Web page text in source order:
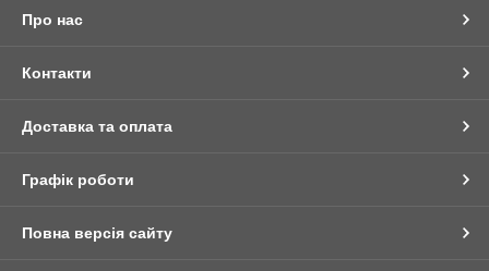
Про нас
Контакти
Доставка та оплата
Графік роботи
Повна версія сайту